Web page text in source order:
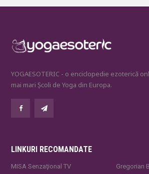
YOGAESOTERIC - o enciclopedie ezoterică
mai mari Școli de Yoga din Europa.
LINKURI RECOMANDATE
MISA Senzaţional TV
Gregorian